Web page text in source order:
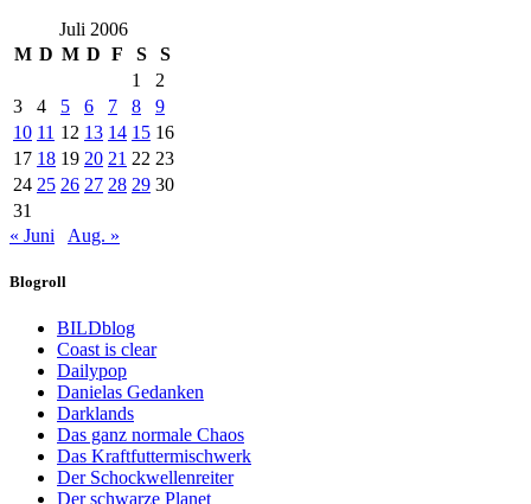
Juli 2006
M D M D F S
S
1
2
3
4 5 6 7 8
9
10 11 12 13 14 15 16
17 18 19 20 21 22 23
24 25 26 27 28 29 30
31
« Juni
Aug. »
Blogroll
BILDblog
Coast is clear
Dailypop
Danielas Gedanken
Darklands
Das ganz normale Chaos
Das Kraftfuttermischwerk
Der Schockwellenreiter
Der schwarze Planet